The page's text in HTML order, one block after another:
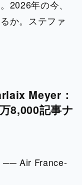
2026年の今、
か。ステファ
Meyer：
8,000記事ナ
── Air France-